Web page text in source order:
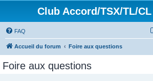
Club Accord/TSX/TL/
FAQ
Accueil du forum Foire aux questions
Foire aux questions